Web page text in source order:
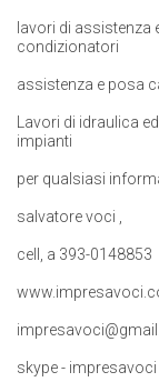
lavori di assistenza
condizionatori
assistenza e posa
Lavori di idraulica
impianti
per qualsiasi
salvatore voci ,
cell, a 393-0148853
skype - impresavoci